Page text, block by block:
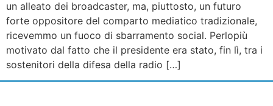
un alleato dei broadcaster, ma, piuttosto, un futuro
forte oppositore del comparto mediatico tradizionale,
ricevemmo un fuoco di sbarramento social. Perlopiù
motivato dal fatto che il presidente era stato, fin lì, tra i
sostenitori della difesa della radio […]